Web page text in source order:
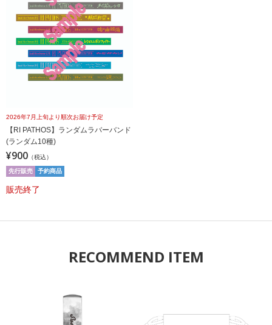
2026年7月上旬より順次お届け予定
【RI PATHOS】ランダムラバーバンド
(ランダム10種)
¥900 （税込）
先行販売 予約商品
販売終了
RECOMMEND ITEM